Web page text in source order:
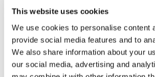
This website uses cookies
We use cookies to personalise content
provide social media features and to
We also share information about your
our social media, advertising and
Lapsi alle 7 v.
11 saunomiskerran kortti
3kk kortti - M / N
saaneet kalenterin toimintaa
parannettua, mutta vapautuvien
suunniteltua ominaisuutte emme
maaliin.